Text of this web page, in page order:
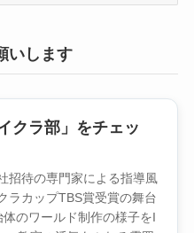
いします
クラ部」をチェッ
招待の専門家による指導風
ラカップTBS賞受賞の舞台
のワールド制作の様子をI